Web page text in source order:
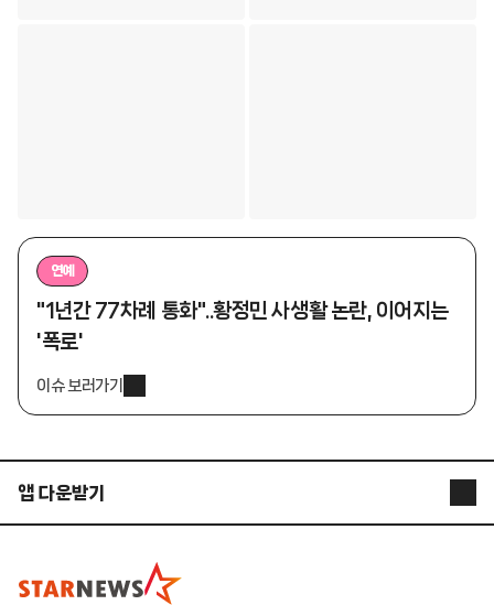
연예
"1년간 77차례 통화"..황정민 사생활 논란, 이어지는
'폭로'
이슈 보러가기
앱 다운받기
STARPOLL